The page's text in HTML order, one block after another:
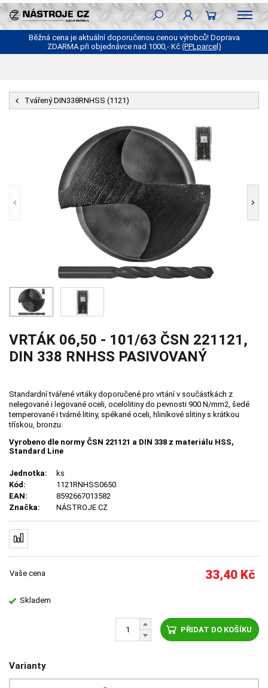
Běžná cena je aktuální doporučenou cenou výrobců! Doprava
ZDARMA při objednávce nad 1000,- Kč (PPLparcel)
Tvářený DIN338RNHSS (1121)
VRTÁK 06,50 - 101/63 ČSN 221121,
DIN 338 RNHSS PASIVOVANÝ
Standardní tvářené vrtáky doporučené pro vrtání v součástkách z
nelegované i legované oceli, ocelolitiny do pevnosti 900 N/mm2, šedé
temperované i tvárné litiny, spékané oceli, hliníkové slitiny s krátkou
třískou, bronzu.
Vyrobeno dle normy ČSN 221121 a DIN 338 z materiálu HSS,
Standard Line
Jednotka:
ks
Kód:
1121RNHSS0650
EAN:
8592667013582
Značka:
NÁSTROJE CZ
Vaše cena 33,40 Kč
Skladem
PŘIDAT DO KOŠÍKU
Varianty